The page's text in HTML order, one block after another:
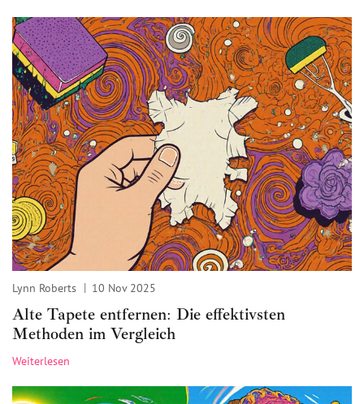
Lynn Roberts 10 Nov 2025
Alte Tapete entfernen: Die effektivsten
Methoden im Vergleich
Weiterlesen